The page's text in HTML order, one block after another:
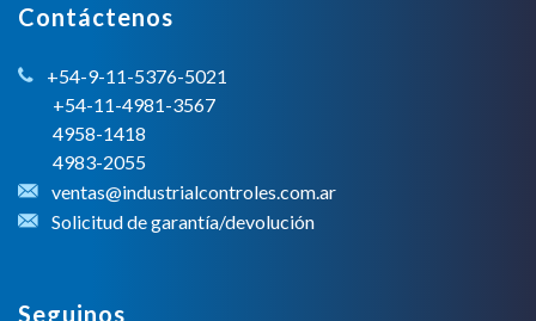
Contáctenos
+54-9-11-5376-5021
+54-11-4981-3567
4958-1418
4983-2055
ventas@industrialcontroles.com.ar
Solicitud de garantía/devolución
Seguinos